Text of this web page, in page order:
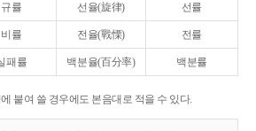
규률 선율(旋律) 선률
비률 전율(戰慄) 전률
패률 백분율(百分率) 백분률
붙여 쓸 경우에도 본음대로 적을 수 있다.